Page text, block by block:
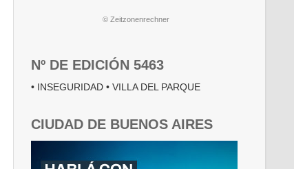
© Zeitzonenrechner
Nº DE EDICIÓN 5463
• INSEGURIDAD • VILLA DEL PARQUE
CIUDAD DE BUENOS AIRES